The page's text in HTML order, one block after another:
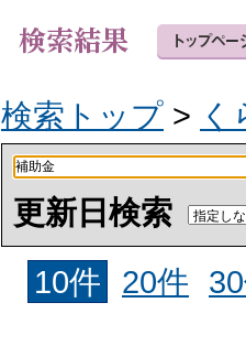
検索トップ > く
更新日検索
10件
20件